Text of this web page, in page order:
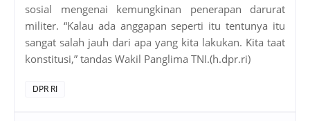
sosial mengenai kemungkinan penerapan darurat
militer. “Kalau ada anggapan seperti itu tentunya itu
sangat salah jauh dari apa yang kita lakukan. Kita taat
konstitusi,” tandas Wakil Panglima TNI.(h.dpr.ri)
DPR RI